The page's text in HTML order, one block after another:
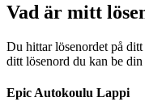
Vad är mitt
Du hittar lösenordet på
ditt lösenord du kan be
Epic Autokoulu Lappi